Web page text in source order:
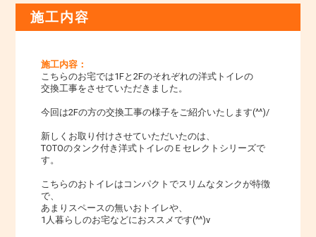
施工内容
施工内容：
こちらのお宅では1Fと2Fのそれぞれの洋式トイレの
交換工事をさせていただきました。
今回は2Fの方の交換工事の様子をご紹介いたします(^^)/
新しくお取り付けさせていただいたのは、
TOTOのタンク付き洋式トイレのＥセレクトシリーズで
す。
こちらのおトイレはコンパクトでスリムなタンクが特徴
で、
あまりスペースの無いおトイレや、
1人暮らしのお宅などにおススメです(^^)v